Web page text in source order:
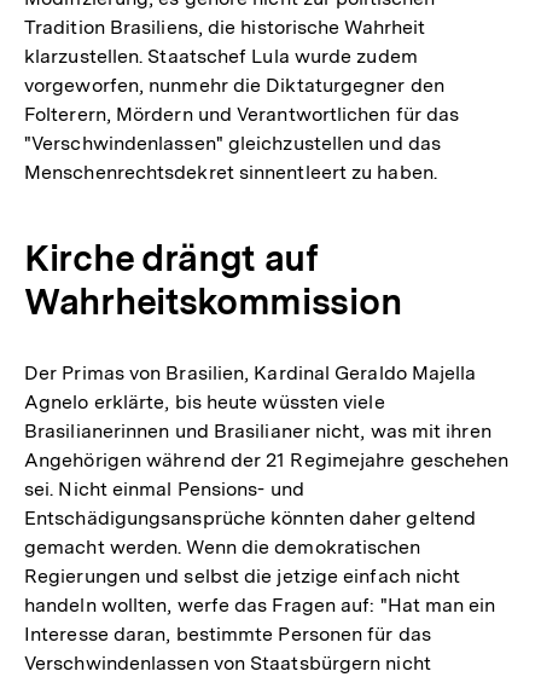
Tradition Brasiliens, die historische Wahrheit
klarzustellen. Staatschef Lula wurde zudem
vorgeworfen, nunmehr die Diktaturgegner den
Folterern, Mördern und Verantwortlichen für das
"Verschwindenlassen" gleichzustellen und das
Menschenrechtsdekret sinnentleert zu haben.
Kirche drängt auf
Wahrheitskommission
Der Primas von Brasilien, Kardinal Geraldo Majella
Agnelo erklärte, bis heute wüssten viele
Brasilianerinnen und Brasilianer nicht, was mit ihren
Angehörigen während der 21 Regimejahre geschehen
sei. Nicht einmal Pensions- und
Entschädigungsansprüche könnten daher geltend
gemacht werden. Wenn die demokratischen
Regierungen und selbst die jetzige einfach nicht
handeln wollten, werfe das Fragen auf: "Hat man ein
Interesse daran, bestimmte Personen für das
Verschwindenlassen von Staatsbürgern nicht